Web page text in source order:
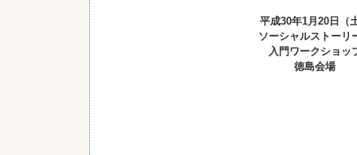
平成30年1月20日（土
ソーシャルストーリ
入門ワークショッ
徳島会場